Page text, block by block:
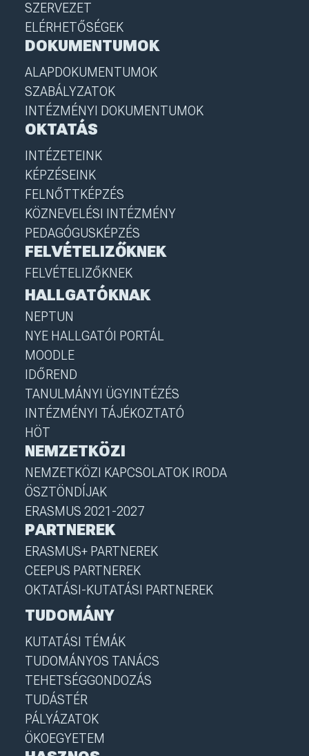
SZERVEZET
ELÉRHETŐSÉGEK
DOKUMENTUMOK
ALAPDOKUMENTUMOK
SZABÁLYZATOK
INTÉZMÉNYI DOKUMENTUMOK
OKTATÁS
INTÉZETEINK
KÉPZÉSEINK
FELNŐTTKÉPZÉS
KÖZNEVELÉSI INTÉZMÉNY
PEDAGÓGUSKÉPZÉS
FELVÉTELIZŐKNEK
FELVÉTELIZŐKNEK
HALLGATÓKNAK
NEPTUN
NYE HALLGATÓI PORTÁL
MOODLE
IDŐREND
TANULMÁNYI ÜGYINTÉZÉS
INTÉZMÉNYI TÁJÉKOZTATÓ
HÖT
NEMZETKÖZI
NEMZETKÖZI KAPCSOLATOK IRODA
ÖSZTÖNDÍJAK
ERASMUS 2021-2027
PARTNEREK
ERASMUS+ PARTNEREK
CEEPUS PARTNEREK
OKTATÁSI-KUTATÁSI PARTNEREK
TUDOMÁNY
KUTATÁSI TÉMÁK
TUDOMÁNYOS TANÁCS
TEHETSÉGGONDOZÁS
TUDÁSTÉR
PÁLYÁZATOK
ÖKOEGYETEM